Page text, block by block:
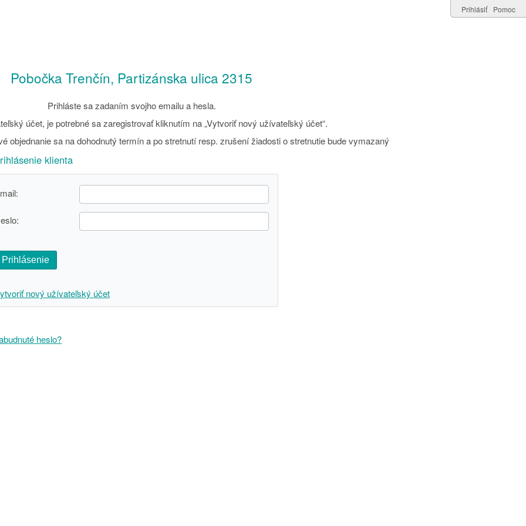
Prihlásiť Pomoc
Pobočka Trenčín, Partizánska ulica 2315
Prihláste sa zadaním svojho emailu a hesla.
účet, je potrebné sa zaregistrovať kliknutím na „Vytvoriť nový užívateľský účet“.
objednanie sa na dohodnutý termín a po stretnutí resp. zrušení žiadosti o stretnutie bude vymazaný
klienta
Prihlásenie
nový užívateľský účet
heslo?